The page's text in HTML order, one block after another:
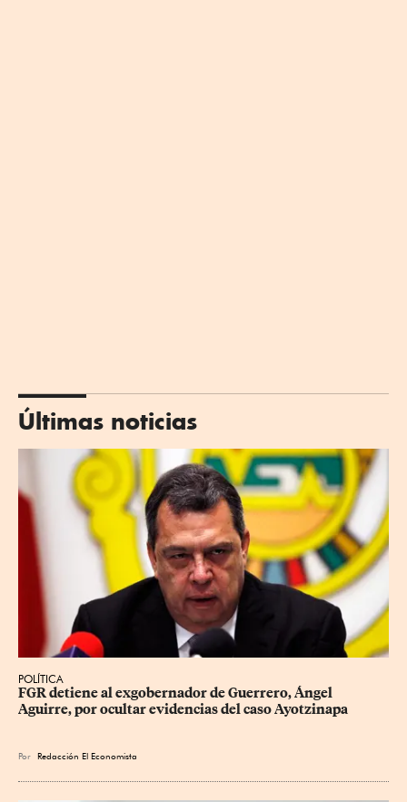
Últimas noticias
POLÍTICA
FGR detiene al exgobernador de Guerrero, Ángel
Aguirre, por ocultar evidencias del caso Ayotzinapa
Por Redacción El Economista